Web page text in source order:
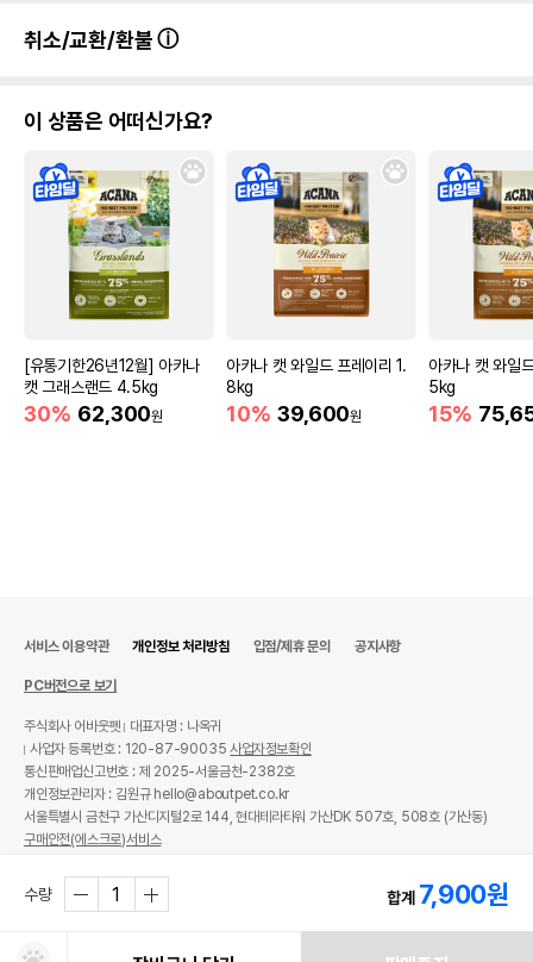
취소/교환/환불
이 상품은 어떠신가요?
[유통기한26년12월] 아카나
캣 그래스랜드 4.5kg
30% 62,300원
아카나 캣 와일드 프레이리 1.
8kg
10% 39,600원
아카나 캣 와일
5kg
15%
수량 합계 7,900원
서비스 이용약관 개인정보 처리방침 입점/제휴 문의 공지사항
PC버전으로 보기
주식회사 어바웃펫
대표자명 : 나옥귀
사업자 등록번호 : 120-87-90035사업자정보확인
통신판매업신고번호 : 제 2025-서울금천-2382호
개인정보관리자 : 김원규 hello@aboutpet.co.kr
서울특별시 금천구 가산디지털2로 144, 현대테라타워 가산DK 507호, 508호 (가산동)
구매안전(에스크로)서비스